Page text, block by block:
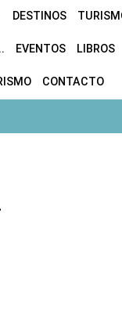
DESTINOS
EVENTOS LIBROS
CONTACTO